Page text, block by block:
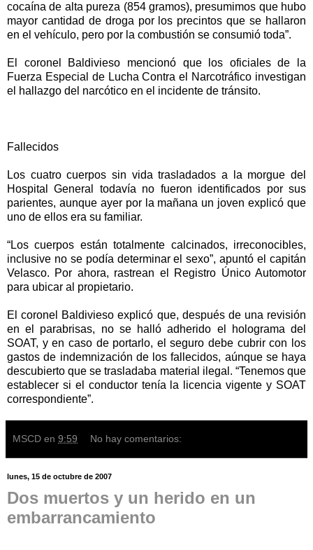
cocaína de alta pureza (854 gramos), presumimos que hubo
mayor cantidad de droga por los precintos que se hallaron
en el vehículo, pero por la combustión se consumió toda”.
El coronel Baldivieso mencionó que los oficiales de la
Fuerza Especial de Lucha Contra el Narcotráfico investigan
el hallazgo del narcótico en el incidente de tránsito.
Fallecidos
Los cuatro cuerpos sin vida trasladados a la morgue del
Hospital General todavía no fueron identificados por sus
parientes, aunque ayer por la mañana un joven explicó que
uno de ellos era su familiar.
“Los cuerpos están totalmente calcinados, irreconocibles,
inclusive no se podía determinar el sexo”, apuntó el capitán
Velasco. Por ahora, rastrean el Registro Único Automotor
para ubicar al propietario.
El coronel Baldivieso explicó que, después de una revisión
en el parabrisas, no se halló adherido el holograma del
SOAT, y en caso de portarlo, el seguro debe cubrir con los
gastos de indemnización de los fallecidos, aúnque se haya
descubierto que se trasladaba material ilegal. “Tenemos que
establecer si el conductor tenía la licencia vigente y SOAT
correspondiente”.
MSCD en 9:59 No hay comentarios:
lunes, 15 de octubre de 2007
Dos muertos y un herido en un
embarrancamiento